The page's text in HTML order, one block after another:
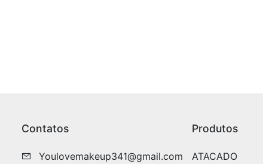
Contatos
Youlovemakeup341@gmail.com
Produtos
ATACADO